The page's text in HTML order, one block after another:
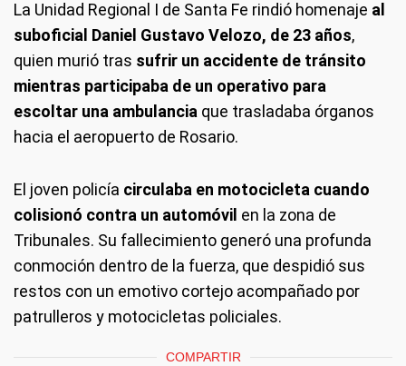
La Unidad Regional I de Santa Fe rindió homenaje al
suboficial Daniel Gustavo Velozo, de 23 años,
quien murió tras sufrir un accidente de tránsito
mientras participaba de un operativo para
escoltar una ambulancia que trasladaba órganos
hacia el aeropuerto de Rosario.
El joven policía circulaba en motocicleta cuando
colisionó contra un automóvil en la zona de
Tribunales. Su fallecimiento generó una profunda
conmoción dentro de la fuerza, que despidió sus
restos con un emotivo cortejo acompañado por
patrulleros y motocicletas policiales.
COMPARTIR